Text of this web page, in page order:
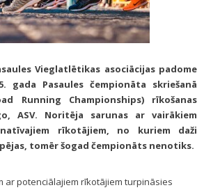
Vieglatlētikas asociācijas padome
gada Pasaules čempionāta skriešanā
Running Championships) rīkošanas
ASV. Noritēja sarunas ar vairākiem
rīkotājiem, no kuriem daži
tomēr šogad čempionāts nenotiks.
ar potenciālajiem rīkotājiem turpināsies